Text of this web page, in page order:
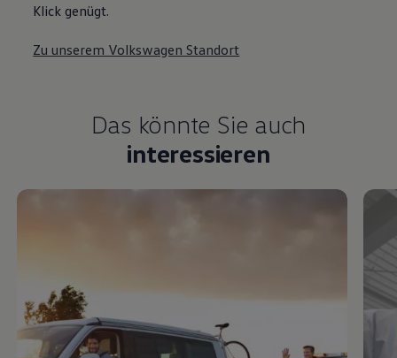
Klick genügt.
Zu unserem Volkswagen Standort
Das könnte Sie auch
interessieren